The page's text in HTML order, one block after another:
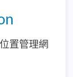
置管理網